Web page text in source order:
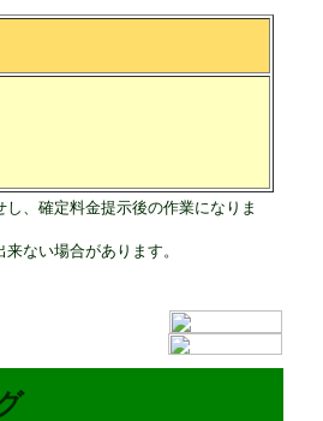
、確定料金提示後の作業になりま
ない場合があります。